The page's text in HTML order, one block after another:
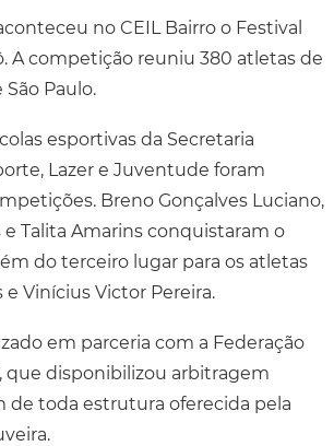
no CEIL Bairro o Festival
A competição reuniu 380 atletas de
Paulo.
esportivas da Secretaria
Lazer e Juventude foram
Breno Gonçalves Luciano,
e Talita Amarins conquistaram o
do terceiro lugar para os atletas
e Vinícius Victor Pereira.
em parceria com a Federação
que disponibilizou arbitragem
de toda estrutura oferecida pela